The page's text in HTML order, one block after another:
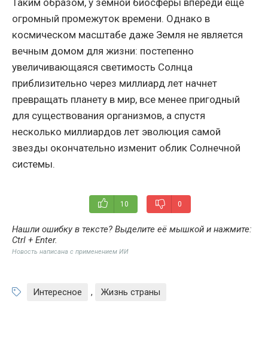
огромный промежуток времени. Однако в
космическом масштабе даже Земля не является
вечным домом для жизни: постепенно
увеличивающаяся светимость Солнца
приблизительно через миллиард лет начнет
превращать планету в мир, все менее пригодный
для существования организмов, а спустя
несколько миллиардов лет эволюция самой
звезды окончательно изменит облик Солнечной
системы.
10 0
Нашли ошибку в тексте? Выделите её мышкой и нажмите:
Ctrl + Enter.
Новость написана с применением ИИ
Интересное , Жизнь страны